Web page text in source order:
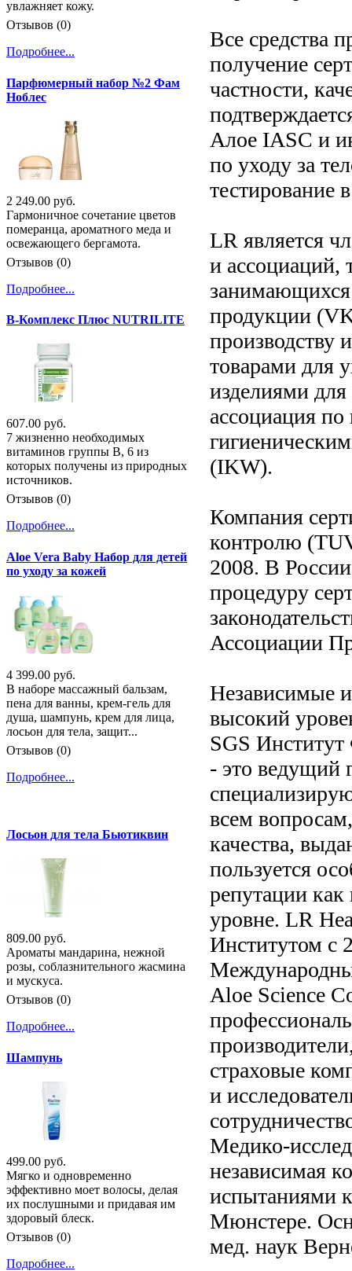
Все средства
получение
частности,
Алое IASC и
по уходу за
тестирование
LR является
и ассоциаций,
занимающихся
продукции
производству
товарами для
изделиями
ассоциация
(IKW).
Компания
контролю
2008. В
процедуру
Ассоциации
Независимые
высокий
SGS
- это ведущий
всем
качества,
пользуется
репутации
уровне. LR
Институтом с
Aloe Science
страховые
и
Медико-
независимая
испытаниями
Мюнстере.
мед. наук
увлажняет кожу.
Отзывов (0)
Подробнее...
Парфюмерный набор №2 Фам
Ноблес
2 249.00 руб.
Гармоничное сочетание цветов
померанца, ароматного меда и
освежающего бергамота.
Отзывов (0)
Подробнее...
В-Комплекс Плюс NUTRILITE
607.00 руб.
7 жизненно необходимых
витаминов группы В, 6 из
которых получены из природных
источников.
Отзывов (0)
Подробнее...
Aloe Vera Baby Набор для детей
по уходу за кожей
4 399.00 руб.
В наборе массажный бальзам,
пена для ванны, крем-гель для
душа, шампунь, крем для лица,
лосьон для тела, защит...
Отзывов (0)
Подробнее...
Лосьон для тела Бьютиквин
809.00 руб.
Ароматы мандарина, нежной
розы, соблазнительного жасмина
и мускуса.
Отзывов (0)
Подробнее...
Шампунь
499.00 руб.
Мягко и одновременно
эффективно моет волосы, делая
их послушными и придавая им
здоровый блеск.
Отзывов (0)
Подробнее...